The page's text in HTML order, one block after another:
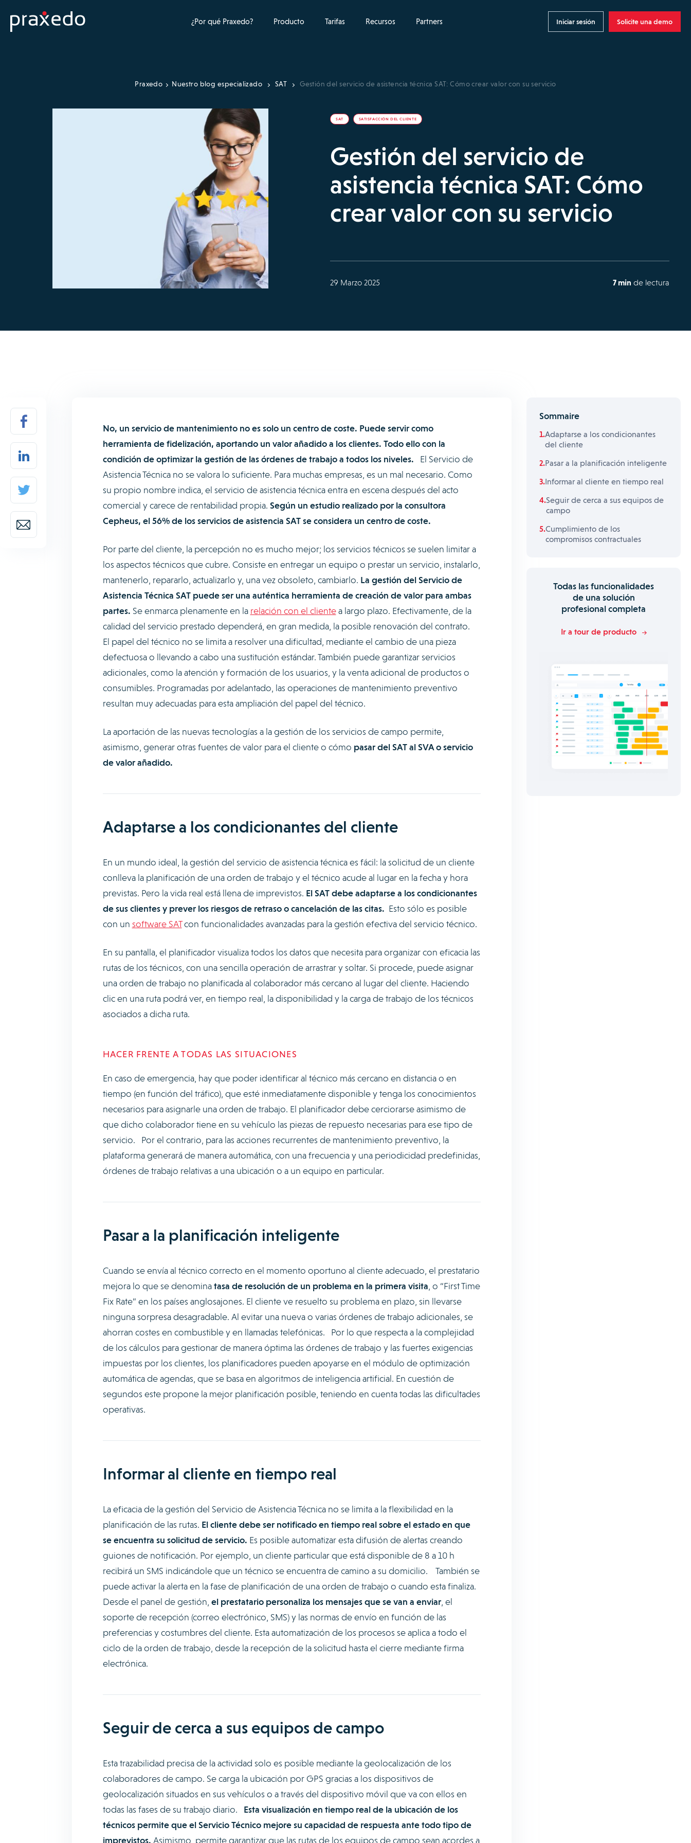
¿Por qué Praxedo? Producto Tarifas Recursos Partners Iniciar sesión Solicite una demo
Praxedo Nuestro blog especializado SAT Gestión del servicio de asistencia técnica SAT: Cómo crear valor con su servicio
SAT SATISFACCIÓN DEL CLIENTE
Gestión del servicio de
asistencia técnica SAT: Cómo
crear valor con su servicio
29 Marzo 2025 7 min de lectura
No, un servicio de mantenimiento no es solo un centro de coste. Puede servir como
herramienta de fidelización, aportando un valor añadido a los clientes. Todo ello con la
condición de optimizar la gestión de las órdenes de trabajo a todos los niveles. El Servicio de
Asistencia Técnica no se valora lo suficiente. Para muchas empresas, es un mal necesario. Como
su propio nombre indica, el servicio de asistencia técnica entra en escena después del acto
comercial y carece de rentabilidad propia. Según un estudio realizado por la consultora
Cepheus, el 56% de los servicios de asistencia SAT se considera un centro de coste.
Por parte del cliente, la percepción no es mucho mejor; los servicios técnicos se suelen limitar a
los aspectos técnicos que cubre. Consiste en entregar un equipo o prestar un servicio, instalarlo,
mantenerlo, repararlo, actualizarlo y, una vez obsoleto, cambiarlo. La gestión del Servicio de
Asistencia Técnica SAT puede ser una auténtica herramienta de creación de valor para ambas
partes. Se enmarca plenamente en la relación con el clientea largo plazo. Efectivamente, de la
calidad del servicio prestado dependerá, en gran medida, la posible renovación del contrato.
El papel del técnico no se limita a resolver una dificultad, mediante el cambio de una pieza
defectuosa o llevando a cabo una sustitución estándar. También puede garantizar servicios
adicionales, como la atención y formación de los usuarios, y la venta adicional de productos o
consumibles. Programadas por adelantado, las operaciones de mantenimiento preventivo
resultan muy adecuadas para esta ampliación del papel del técnico.
La aportación de las nuevas tecnologías a la gestión de los servicios de campo permite,
asimismo, generar otras fuentes de valor para el cliente o cómo pasar del SAT al SVA o servicio
de valor añadido.
Adaptarse a los condicionantes del cliente
En un mundo ideal, la gestión del servicio de asistencia técnica es fácil: la solicitud de un cliente
conlleva la planificación de una orden de trabajo y el técnico acude al lugar en la fecha y hora
previstas. Pero la vida real está llena de imprevistos. El SAT debe adaptarse a los condicionantes
de sus clientes y prever los riesgos de retraso o cancelación de las citas. Esto sólo es posible
con un software SATcon funcionalidades avanzadas para la gestión efectiva del servicio técnico.
En su pantalla, el planificador visualiza todos los datos que necesita para organizar con eficacia las
rutas de los técnicos, con una sencilla operación de arrastrar y soltar. Si procede, puede asignar
una orden de trabajo no planificada al colaborador más cercano al lugar del cliente. Haciendo
clic en una ruta podrá ver, en tiempo real, la disponibilidad y la carga de trabajo de los técnicos
asociados a dicha ruta.
HACER FRENTE A TODAS LAS SITUACIONES
En caso de emergencia, hay que poder identificar al técnico más cercano en distancia o en
tiempo (en función del tráfico), que esté inmediatamente disponible y tenga los conocimientos
necesarios para asignarle una orden de trabajo. El planificador debe cerciorarse asimismo de
que dicho colaborador tiene en su vehículo las piezas de repuesto necesarias para ese tipo de
servicio. Por el contrario, para las acciones recurrentes de mantenimiento preventivo, la
plataforma generará de manera automática, con una frecuencia y una periodicidad predefinidas,
órdenes de trabajo relativas a una ubicación o a un equipo en particular.
Pasar a la planificación inteligente
Cuando se envía al técnico correcto en el momento oportuno al cliente adecuado, el prestatario
mejora lo que se denominatasa de resolución de un problema en la primera visita , o “First Time
Fix Rate” en los países anglosajones. El cliente ve resuelto su problema en plazo, sin llevarse
ninguna sorpresa desagradable. Al evitar una nueva o varias órdenes de trabajo adicionales, se
ahorran costes en combustible y en llamadas telefónicas. Por lo que respecta a la complejidad
de los cálculos para gestionar de manera óptima las órdenes de trabajo y las fuertes exigencias
impuestas por los clientes, los planificadores pueden apoyarse en el módulo de optimización
automática de agendas, que se basa en algoritmos de inteligencia artificial. En cuestión de
segundos este propone la mejor planificación posible, teniendo en cuenta todas las dificultades
operativas.
Informar al cliente en tiempo real
La eficacia de la gestión del Servicio de Asistencia Técnica no se limita a la flexibilidad en la
planificación de las rutas. El cliente debe ser notificado en tiempo real sobre el estado en que
se encuentra su solicitud de servicio. Es posible automatizar esta difusión de alertas creando
guiones de notificación. Por ejemplo, un cliente particular que está disponible de 8 a 10 h
recibirá un SMS indicándole que un técnico se encuentra de camino a su domicilio. También se
puede activar la alerta en la fase de planificación de una orden de trabajo o cuando esta finaliza.
Desde el panel de gestión, el prestatario personaliza los mensajes que se van a enviar, el
soporte de recepción (correo electrónico, SMS) y las normas de envío en función de las
preferencias y costumbres del cliente. Esta automatización de los procesos se aplica a todo el
ciclo de la orden de trabajo, desde la recepción de la solicitud hasta el cierre mediante firma
electrónica.
Seguir de cerca a sus equipos de campo
Esta trazabilidad precisa de la actividad solo es posible mediante la geolocalización de los
colaboradores de campo. Se carga la ubicación por GPS gracias a los dispositivos de
geolocalización situados en sus vehículos o a través del dispositivo móvil que va con ellos en
todas las fases de su trabajo diario. Esta visualización en tiempo real de la ubicación de los
técnicos permite que el Servicio Técnico mejore su capacidad de respuesta ante todo tipo de
imprevistos. Asimismo, permite garantizar que las rutas de los equipos de campo sean acordes a
Sommaire
Adaptarse a los condicionantes
del cliente
Pasar a la planificación inteligente
Informar al cliente en tiempo real
Seguir de cerca a sus equipos de
campo
Cumplimiento de los
compromisos contractuales
Todas las funcionalidades
de una solución
profesional completa
Ir a tour de producto